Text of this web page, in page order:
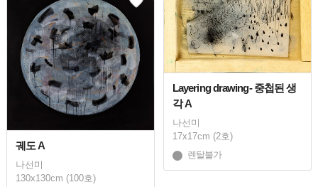
Layering drawing- 중첩된 생
각 A
나선미
17x17cm (2호)
렌탈불가
궤도 A
나선미
130x130cm (100호)